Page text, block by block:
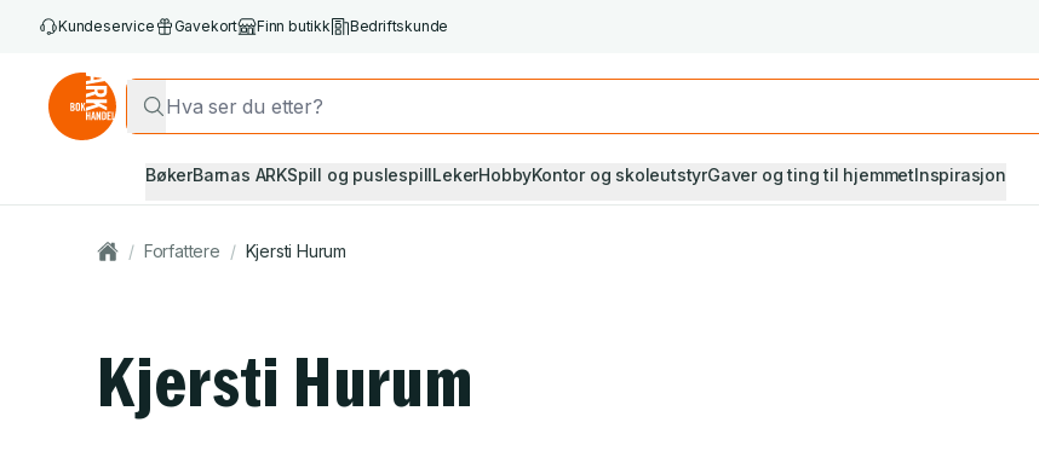
Kundeservice Gavekort Finn butikk Bedriftskunde
BøkerBarnas ARKSpill og puslespillLekerHobbyKontor og skoleutstyrGaver og ting til hjemmetInspirasjon
/ Forfattere / Kjersti Hurum
Kjersti Hurum